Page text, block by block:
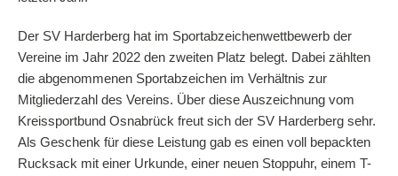
Der SV Harderberg hat im Sportabzeichenwettbewerb der
Vereine im Jahr 2022 den zweiten Platz belegt. Dabei zählten
die abgenommenen Sportabzeichen im Verhältnis zur
Mitgliederzahl des Vereins. Über diese Auszeichnung vom
Kreissportbund Osnabrück freut sich der SV Harderberg sehr.
Als Geschenk für diese Leistung gab es einen voll bepackten
Rucksack mit einer Urkunde, einer neuen Stoppuhr, einem T-